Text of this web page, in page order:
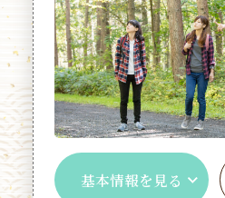
基本情報を見る